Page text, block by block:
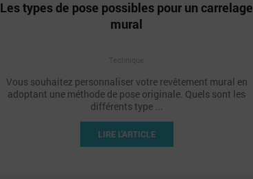
Les types de pose possibles pour un carrelage
mural
Vous souhaitez personnaliser votre revêtement mural en
adoptant une méthode de pose originale. Quels sont les
différents type ...
LIRE L'ARTICLE